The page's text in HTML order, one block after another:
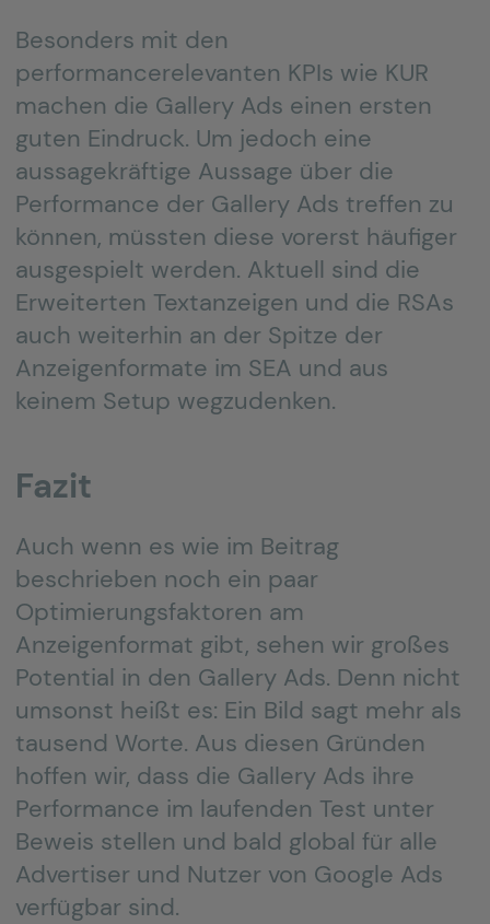
Besonders mit den
performancerelevanten KPIs wie KUR
machen die Gallery Ads einen ersten
guten Eindruck. Um jedoch eine
aussagekräftige Aussage über die
Performance der Gallery Ads treffen zu
können, müssten diese vorerst häufiger
ausgespielt werden. Aktuell sind die
Erweiterten Textanzeigen und die RSAs
auch weiterhin an der Spitze der
Anzeigenformate im SEA und aus
keinem Setup wegzudenken.
Fazit
Auch wenn es wie im Beitrag
beschrieben noch ein paar
Optimierungsfaktoren am
Anzeigenformat gibt, sehen wir großes
Potential in den Gallery Ads. Denn nicht
umsonst heißt es: Ein Bild sagt mehr als
tausend Worte. Aus diesen Gründen
hoffen wir, dass die Gallery Ads ihre
Performance im laufenden Test unter
Beweis stellen und bald global für alle
Advertiser und Nutzer von Google Ads
verfügbar sind.